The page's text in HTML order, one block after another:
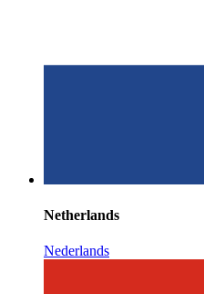
Netherlands
Nederlands